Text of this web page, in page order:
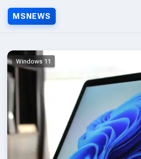
MSNEWS.RU —
MSNEWS
Windows 11